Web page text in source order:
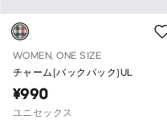
WOMEN, ONE SIZE
チャーム(バックパック)UL
¥990
ユニセックス